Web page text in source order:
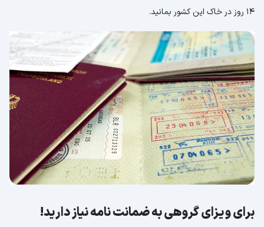
14 روز در خاک این کشور بمانید.
برای ویزای گروهی به ضمانت نامه نیاز دارید!